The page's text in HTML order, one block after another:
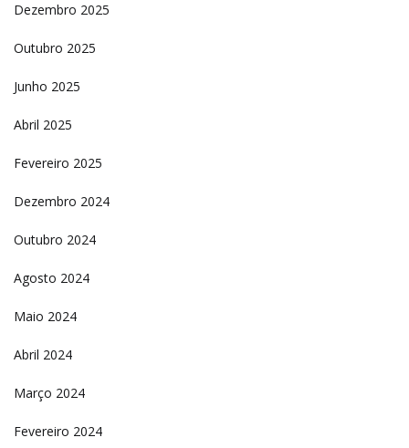
Dezembro 2025
Outubro 2025
Junho 2025
Abril 2025
Fevereiro 2025
Dezembro 2024
Outubro 2024
Agosto 2024
Maio 2024
Abril 2024
Março 2024
Fevereiro 2024